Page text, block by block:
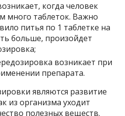
когда человек
много таблеток. Важно
питья по 1 таблетке на
больше, произойдет
возникает при
препарата.
являются развитие
из организма уходит
полезных веществ.